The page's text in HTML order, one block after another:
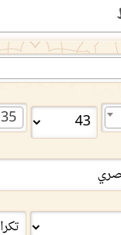
35 - فاطر